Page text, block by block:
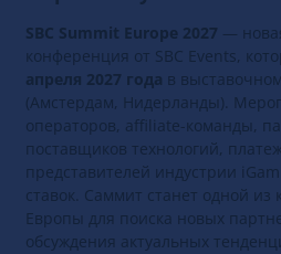
SBC Summit Europe 2027 —
конференция от SBC Events,
апреля 2027 года в
(Амстердам, Нидерланды).
операторов, affiliate-команды,
поставщиков технологий,
представителей индустрии
ставок. Саммит станет одной
Европы для поиска новых
обсуждения актуальных